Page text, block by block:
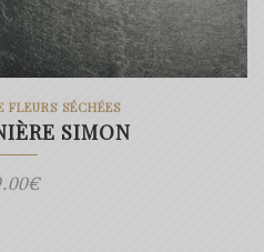
FLEURS SÉCHÉES
SIMON
€